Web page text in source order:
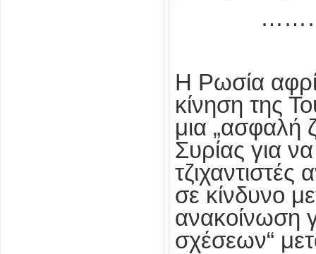
Η Ρωσία
κίνηση της
μια „ασφαλή
Συρίας για
σε κίνδυνο
ανακοίνωση
σχέσεων“